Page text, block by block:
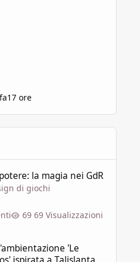
17 ore
la magia nei GdR
di giochi
69 Visualizzazioni
'Le